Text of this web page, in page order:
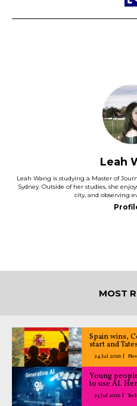
Leah
Leah Wang is studying a Master of
Sydney. Outside of her studies, she
city, and observing
MOST
Spain wins,
start and
24 Jul 2026
Young
to use AI.
23 Jul 2026